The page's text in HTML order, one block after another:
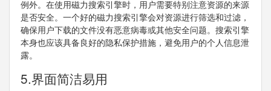
例外。在使用磁力搜索引擎时，用户需要特别注意资源的来源
是否安全。一个好的磁力搜索引擎会对资源进行筛选和过滤，
确保用户下载的文件没有恶意病毒或其他安全问题。搜索引擎
本身也应该具备良好的隐私保护措施，避免用户的个人信息泄
露。
5.界面简洁易用